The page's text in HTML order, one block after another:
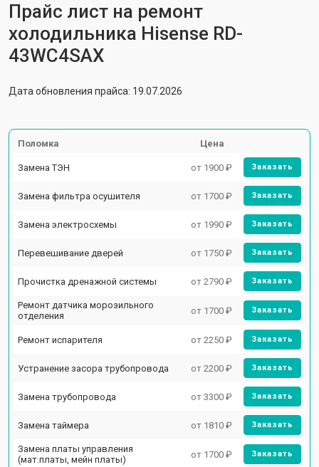
Прайс лист на ремонт
холодильника Hisense RD-
43WC4SAX
Дата обновления прайса: 19.07.2026
Поломка Цена
Замена ТЭН от 1900 ₽ Заказать
Замена фильтра осушителя от 1700 ₽ Заказать
Замена электросхемы от 1990 ₽ Заказать
Перевешивание дверей от 1750 ₽ Заказать
Прочистка дренажной системы от 2790 ₽ Заказать
Ремонт датчика морозильного
отделения
от 1700 ₽ Заказать
Ремонт испарителя от 2250 ₽ Заказать
Устранение засора трубопровода от 2200 ₽ Заказать
Замена трубопровода от 3300 ₽ Заказать
Замена таймера от 1810 ₽ Заказать
Замена платы управления
(мат.платы, мейн платы)
от 1700 ₽ Заказать